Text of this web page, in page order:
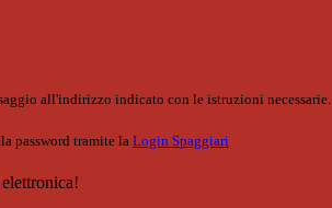
all'indirizzo indicato con le istruzioni necessarie.
password tramite la Login Spaggiari